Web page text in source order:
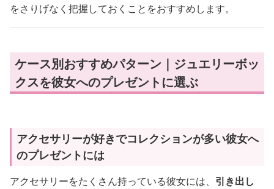
をさりげなく把握しておくことをおすすめします。
ケース別おすすめパターン｜ジュエリーボッ
クスを彼女へのプレゼントに選ぶ
アクセサリーが好きでコレクションが多い彼女へ
のプレゼントには
アクセサリーをたくさん持っている彼女には、 引き出し